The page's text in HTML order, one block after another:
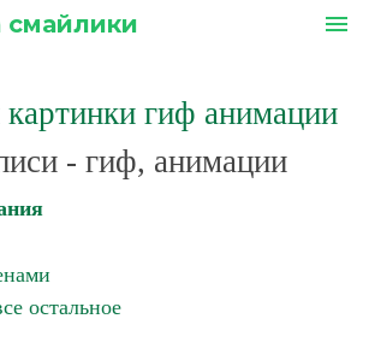
menu
гиф анимации
- гиф, анимации
остальное